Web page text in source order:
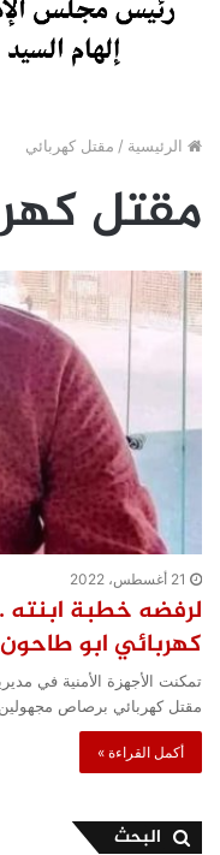
الرئيسية / مقتل كهربائي
مقتل
21 أغسطس، 2022
لرفضه خطبة
كهربائي ابو
تمكنت الأجهزة الأمنية في
مقتل كهربائي برصاص
أكمل القراءة »
البحث